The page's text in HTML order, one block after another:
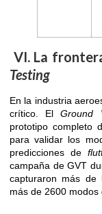
VI. La
Testing
En la industria
crítico. ElGround
prototipo completo
para validar los
predicciones de
campaña de GVT
capturaron más de
más de 2600 modos